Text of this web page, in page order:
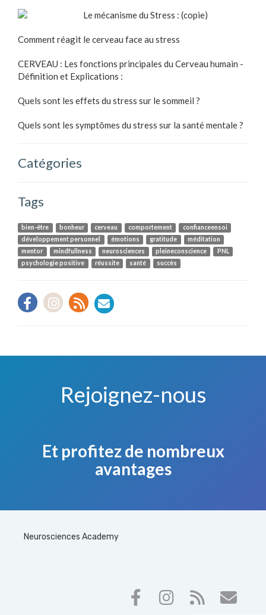
Le mécanisme du Stress : (copie)
Comment réagit le cerveau face au stress
CERVEAU : Les fonctions principales du Cerveau humain -
Définition et Explications :
Quels sont les effets du stress sur le sommeil ?
Quels sont les symptômes du stress sur la santé mentale ?
Catégories
Tags
bien-être bonheur cerveau comportement
confianceensoi
développement personnel
émotions gratitude
méditation
mentor
mindfullness neurosciences pleineconscience
PNL
psychologie positive
réussite santé succès
Rejoignez-nous
Et profitez de nombreux
avantages
Neurosciences Academy